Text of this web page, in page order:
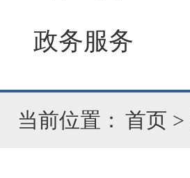
政务服务
当前位置： 首页 >